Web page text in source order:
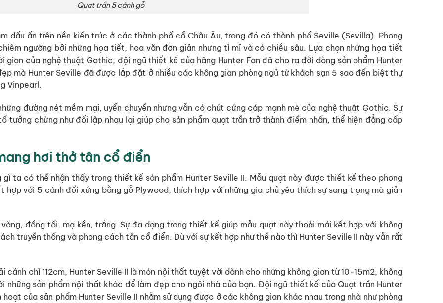
Quạt trần 5 cánh gỗ
dấu ấn trên nền kiến trúc ở các thành phố cổ Châu Âu, trong đó có thành phố Seville (Sevilla). Phong
ngưỡng bởi những họa tiết, hoa văn đơn giản nhưng tỉ mỉ và có chiều sâu. Lựa chọn những họa tiết
của nghệ thuật Gothic, đội ngũ thiết kế của hãng Hunter Fan đã cho ra đời dòng sản phẩm Hunter
mà Hunter Seville đã được lắp đặt ở nhiều các không gian phòng ngủ từ khách sạn 5 sao đến biệt thự
Vinpearl.
đường nét mềm mại, uyển chuyển nhưng vẫn có chút cứng cáp mạnh mẽ của nghệ thuật Gothic. Sự
tưởng chừng như đối lập nhau lại giúp cho sản phẩm quạt trần trở thành điểm nhấn, thể hiện đẳng cấp
hơi thở tân cổ điển
ta có thể nhận thấy trong thiết kế sản phẩm Hunter Seville II. Mẫu quạt này được thiết kế theo phong
với 5 cánh đối xứng bằng gỗ Plywood, thích hợp với những gia chủ yêu thích sự sang trọng mà giản
đồng tối, mạ kền, trắng. Sự đa dạng trong thiết kế giúp mẫu quạt này thoải mái kết hợp với không
truyền thống và phong cách tân cổ điển. Dù với sự kết hợp như thế nào thì Hunter Seville II này vẫn rất
chỉ 112cm, Hunter Seville II là món nội thất tuyệt vời dành cho những không gian từ 10-15m2, không
những sản phẩm nội thất khác để làm đẹp cho ngôi nhà của bạn. Đội ngũ thiết kế của Quạt trần Hunter
của sản phẩm Hunter Seville II nhằm sử dụng được ở các không gian khác nhau trong nhà như phòng